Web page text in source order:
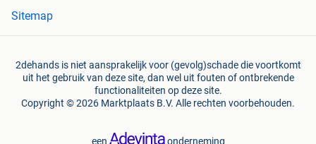
Sitemap
2dehands is niet aansprakelijk voor (gevolg)schade die voortkomt
uit het gebruik van deze site, dan wel uit fouten of ontbrekende
functionaliteiten op deze site.
Copyright © 2026 Marktplaats B.V. Alle rechten voorbehouden.
een onderneming